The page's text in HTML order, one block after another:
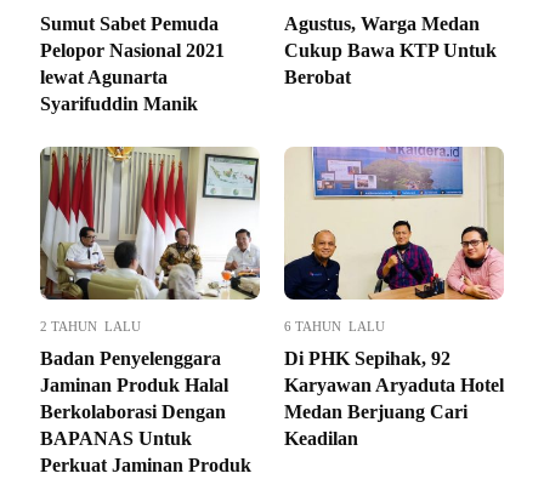
Sumut Sabet Pemuda
Pelopor Nasional 2021
lewat Agunarta
Syarifuddin Manik
Agustus, Warga Medan
Cukup Bawa KTP Untuk
Berobat
2 TAHUN LALU
Badan Penyelenggara
Jaminan Produk Halal
Berkolaborasi Dengan
BAPANAS Untuk
Perkuat Jaminan Produk
6 TAHUN LALU
Di PHK Sepihak, 92
Karyawan Aryaduta Hotel
Medan Berjuang Cari
Keadilan